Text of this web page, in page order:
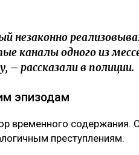
незаконно
каналы одного из
– рассказали в полиции.
эпизодам
временного содержания.
преступлениям.